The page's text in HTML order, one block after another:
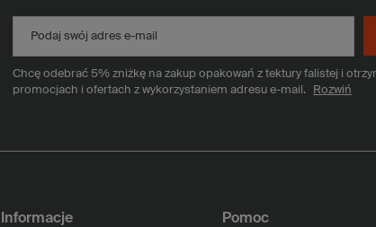
Podaj swój adres e-mail
Chcę odebrać 5% zniżkę na zakup opakowań z tektury falistej i
promocjach i ofertach z wykorzystaniem adresu e-mail.
Rozwiń
Informacje Pomoc